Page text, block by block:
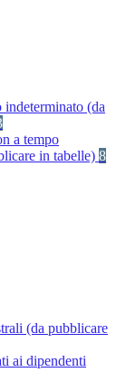
indeterminato (da
a tempo
in tabelle) 8
(da pubblicare
ai dipendenti